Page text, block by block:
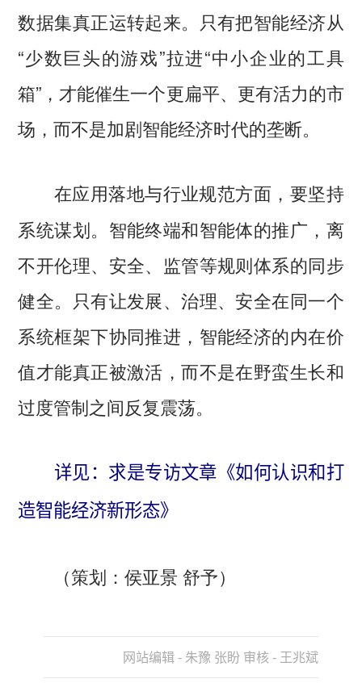
数据集真正运转起来。只有把智能经济从
“少数巨头的游戏”拉进“中小企业的工具
箱”，才能催生一个更扁平、更有活力的市
场，而不是加剧智能经济时代的垄断。
在应用落地与行业规范方面， 要坚持
系统谋划。智能终端和智能体的推广，离
不开伦理、安全、监管等规则体系的同步
健全。只有让发展、治理、安全在同一个
系统框架下协同推进，智能经济的内在价
值才能真正被激活，而不是在野蛮生长和
过度管制之间反复震荡。
详见：求是专访文章《如何认识和打
造智能经济新形态》
（策划：侯亚景 舒予）
网站编辑 - 朱豫 张盼 审核 - 王兆斌